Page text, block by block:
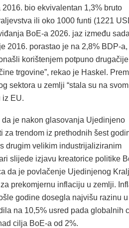
bio ekvivalentan 1,3% bruto
ili oko 1000 funti (1221
BoE-a 2026. jaz između
2016. porastao je na 2,8% BDP-a,
korištenjem potpuno drugačije
trgovine”, rekao je Haskel.
sektora u zemlji “stala su na svom
iz EU.
je nakon glasovanja Ujedinjeno
za trendom iz prethodnih šest
drugim velikim industrijaliziranim
slijede izjavu kreatorice politike
da je povlačenje Ujedinjenog
prekomjernu inflaciju u zemlji.
godine dosegla najvišu razinu
na 10,5% usred pada globalnih
cilja BoE-a od 2%.